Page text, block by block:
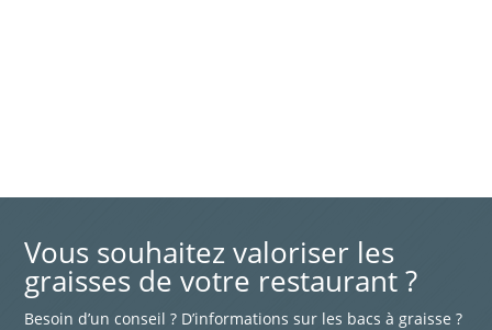
Vous souhaitez valoriser les
graisses de votre restaurant ?
Besoin d’un conseil ? D’informations sur les bacs à graisse ?